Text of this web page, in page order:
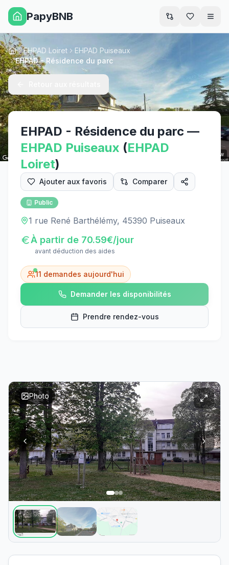
PapyBNB
Street View
AccueilEHPAD Loiret
EHPAD Puiseaux
EHPAD - Résidence du parc
EHPAD - Résidence du parc —
EHPAD Puiseaux (EHPAD
Loiret)
Ajouter aux favoris Comparer
Public
1 rue René Barthélémy, 45390 Puiseaux
À partir de 70.59€/jour
avant déduction des aides
11 demandes aujourd'hui
Demander les disponibilités
Prendre rendez-vous
Photo